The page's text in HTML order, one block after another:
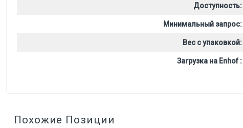
Доступность:
Минимальный запрос:
Вес с упаковкой:
Загрузка на Enhof :
Похожие Позиции